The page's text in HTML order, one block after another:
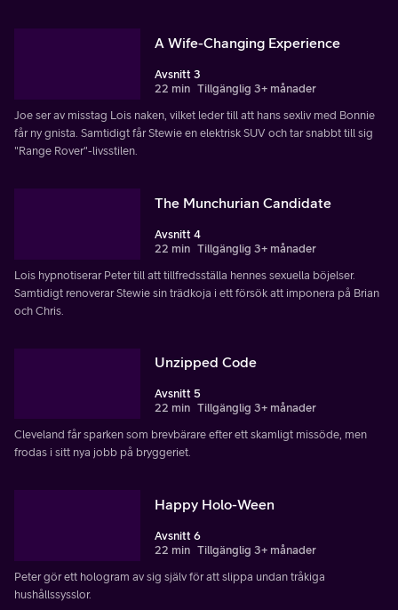
A Wife-Changing Experience
Avsnitt 3
22 min Tillgänglig 3+ månader
Joe ser av misstag Lois naken, vilket leder till att hans sexliv med Bonnie
får ny gnista. Samtidigt får Stewie en elektrisk SUV och tar snabbt till sig
"Range Rover"-livsstilen.
The Munchurian Candidate
Avsnitt 4
22 min Tillgänglig 3+ månader
Lois hypnotiserar Peter till att tillfredsställa hennes sexuella böjelser.
Samtidigt renoverar Stewie sin trädkoja i ett försök att imponera på Brian
och Chris.
Unzipped Code
Avsnitt 5
22 min Tillgänglig 3+ månader
Cleveland får sparken som brevbärare efter ett skamligt missöde, men
frodas i sitt nya jobb på bryggeriet.
Happy Holo-Ween
Avsnitt 6
22 min Tillgänglig 3+ månader
Peter gör ett hologram av sig själv för att slippa undan tråkiga
hushållssysslor.